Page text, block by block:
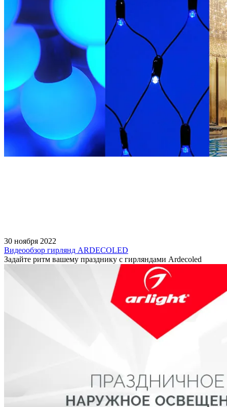
30 ноября 2022
Видеообзор гирлянд ARDECOLED
Задайте ритм вашему празднику с гирляндами Ardecoled